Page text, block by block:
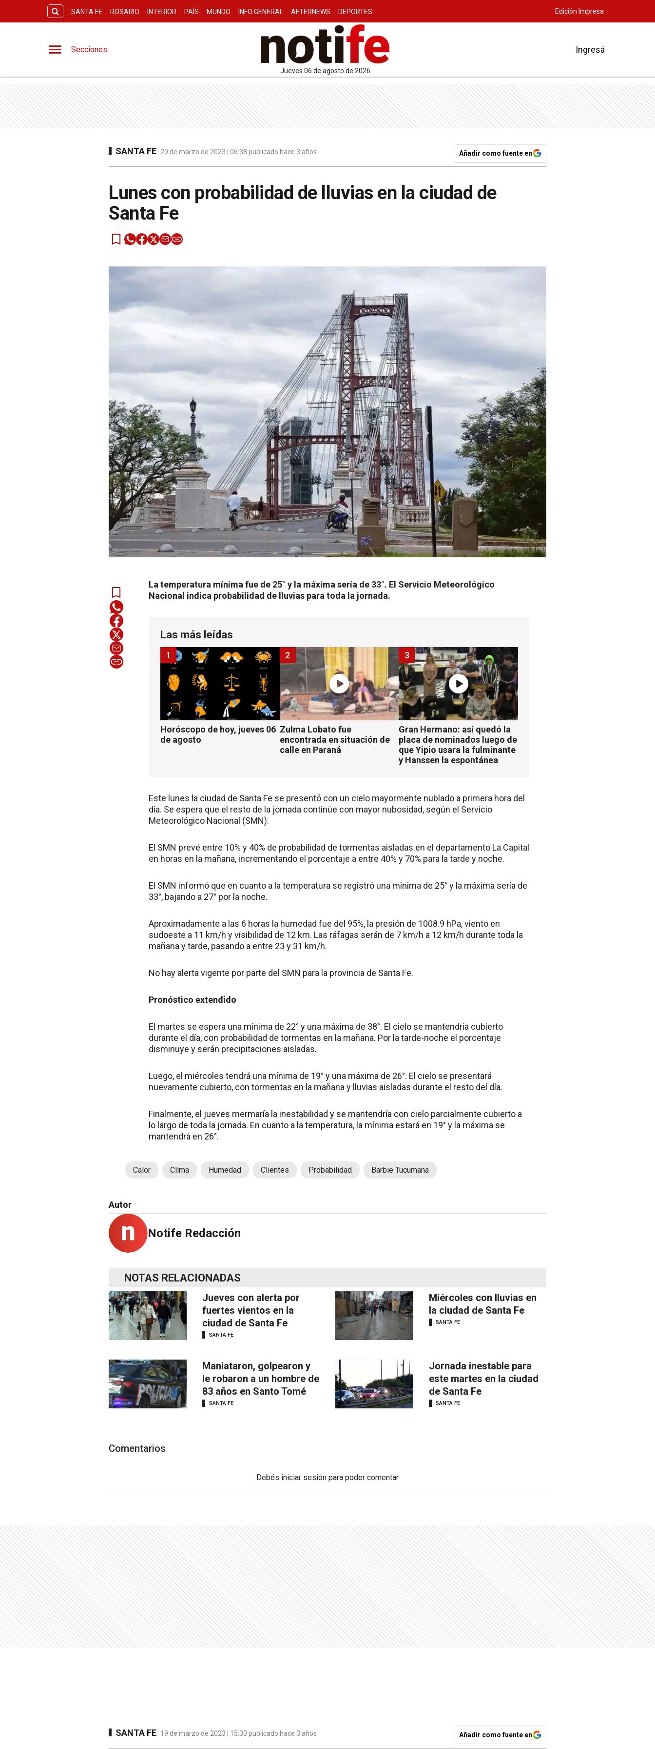
SANTA FE ROSARIO INTERIOR PAÍS MUNDO INFO GENERAL AFTERNEWS DEPORTES Edición Impresa
Secciones
jueves 06 de agosto de 2026
Ingresá
SANTA FE 20 de marzo de 2023 | 06:38 publicado hace 3 años Añadir como fuente en
Lunes con probabilidad de lluvias en la ciudad de
Santa Fe
La temperatura mínima fue de 25° y la máxima sería de 33°. El Servicio Meteorológico
Nacional indica probabilidad de lluvias para toda la jornada.
Las más leídas
Horóscopo de hoy, jueves 06
de agosto
1
Zulma Lobato fue
encontrada en situación de
calle en Paraná
2
Gran Hermano: así quedó la
placa de nominados luego de
que Yipio usara la fulminante
y Hanssen la espontánea
3
Este lunes la ciudad de Santa Fe se presentó con un cielo mayormente nublado a primera hora del
día. Se espera que el resto de la jornada continúe con mayor nubosidad, según el Servicio
Meteorológico Nacional (SMN).
El SMN prevé entre 10% y 40% de probabilidad de tormentas aisladas en el departamento La Capital
en horas en la mañana, incrementando el porcentaje a entre 40% y 70% para la tarde y noche.
El SMN informó que en cuanto a la temperatura se registró una mínima de 25° y la máxima sería de
33°, bajando a 27° por la noche.
Aproximadamente a las 6 horas la humedad fue del 95%, la presión de 1008.9 hPa, viento en
sudoeste a 11 km/h y visibilidad de 12 km. Las ráfagas serán de 7 km/h a 12 km/h durante toda la
mañana y tarde, pasando a entre 23 y 31 km/h.
No hay alerta vigente por parte del SMN para la provincia de Santa Fe.
Pronóstico extendido
El martes se espera una mínima de 22° y una máxima de 38°. El cielo se mantendría cubierto
durante el día, con probabilidad de tormentas en la mañana. Por la tarde-noche el porcentaje
disminuye y serán precipitaciones aisladas.
Luego, el miércoles tendrá una mínima de 19° y una máxima de 26°. El cielo se presentará
nuevamente cubierto, con tormentas en la mañana y lluvias aisladas durante el resto del día.
Finalmente, el jueves mermaría la inestabilidad y se mantendría con cielo parcialmente cubierto a
lo largo de toda la jornada. En cuanto a la temperatura, la mínima estará en 19° y la máxima se
mantendrá en 26°.
Calor Clima Humedad Clientes Probabilidad Barbie Tucumana
Autor
Notife Redacción
NOTAS RELACIONADAS
Jueves con alerta por
fuertes vientos en la
ciudad de Santa Fe
SANTA FE
Miércoles con lluvias en
la ciudad de Santa Fe
SANTA FE
Maniataron, golpearon y
le robaron a un hombre de
83 años en Santo Tomé
SANTA FE
Jornada inestable para
este martes en la ciudad
de Santa Fe
SANTA FE
Comentarios
Debés iniciar sesión para poder comentar
SANTA FE 19 de marzo de 2023 | 15:30 publicado hace 3 años Añadir como fuente en